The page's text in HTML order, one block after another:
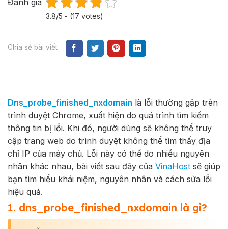
Đánh giá
3.8/5 - (17 votes)
Chia sẻ bài viết
Dns_probe_finished_nxdomain là lỗi thường gặp trên
trình duyệt Chrome, xuất hiện do quá trình tìm kiếm
thông tin bị lỗi. Khi đó, người dùng sẽ không thể truy
cập trang web do trình duyệt không thể tìm thấy địa
chỉ IP của máy chủ. Lỗi này có thể do nhiều nguyên
nhân khác nhau, bài viết sau đây của VinaHost sẽ giúp
bạn tìm hiểu khái niệm, nguyên nhân và cách sửa lỗi
hiệu quả.
1. dns_probe_finished_nxdomain là gì?